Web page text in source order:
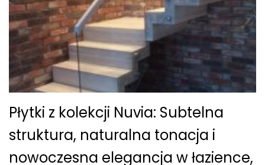
Płytki z kolekcji Nuvia: Subtelna
struktura, naturalna tonacja i
nowoczesna elegancja w łazience,